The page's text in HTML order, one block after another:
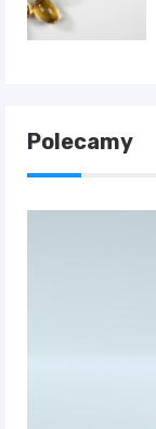
Polecamy